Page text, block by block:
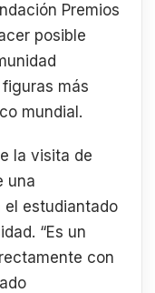
Premios
posible
más
mundial.
la visita de
una
el estudiantado
“Es un
con